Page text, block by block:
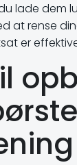
lade dem
at rense
er